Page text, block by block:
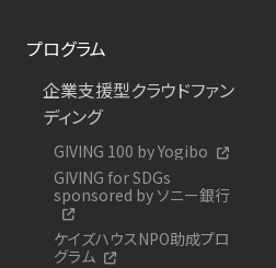
プログラム
企業支援型クラウドファン
ディング
GIVING 100 by Yogibo
GIVING for SDGs
sponsored by ソニー銀行
ケイズハウスNPO助成プロ
グラム